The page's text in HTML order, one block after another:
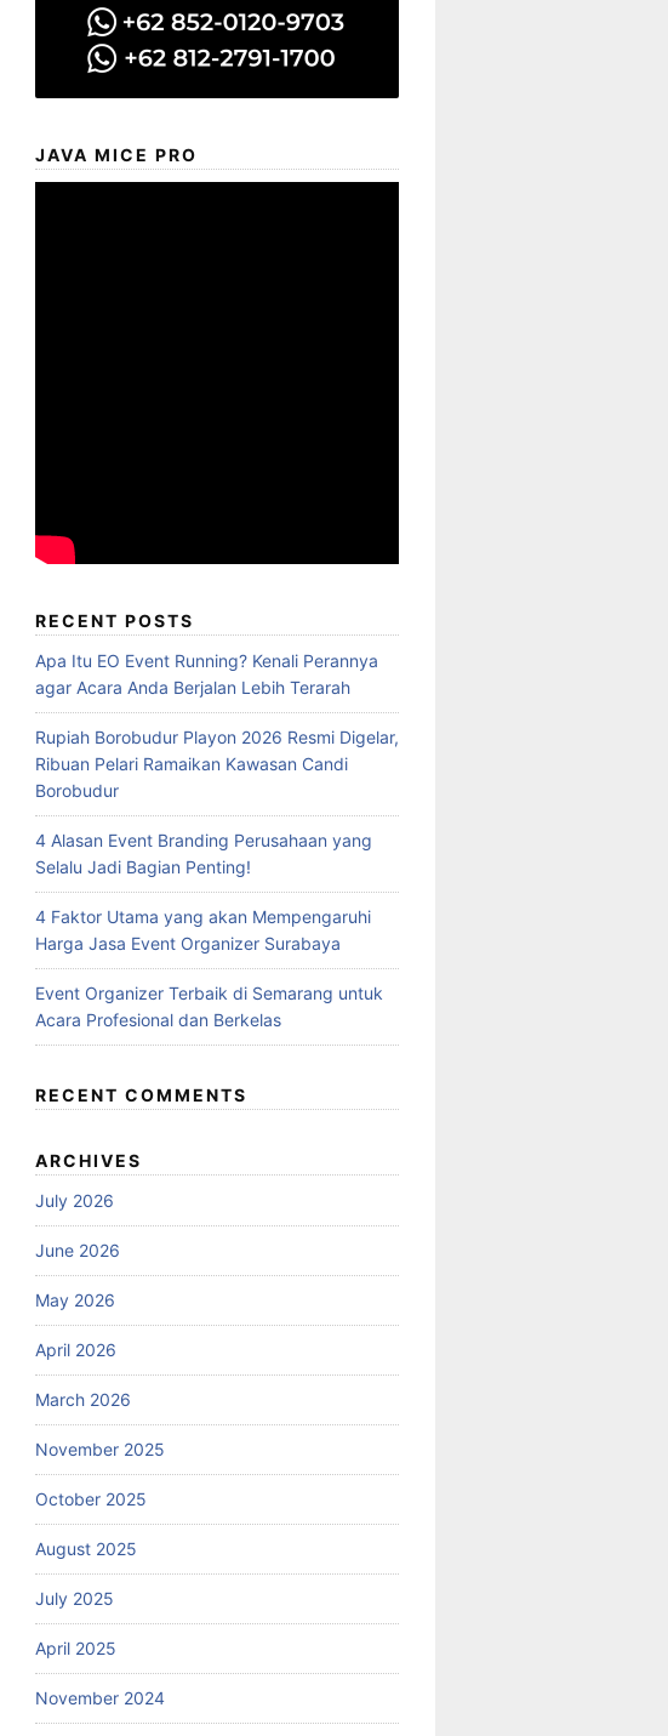
JAVA MICE PRO
RECENT POSTS
Apa Itu EO Event Running? Kenali Perannya
agar Acara Anda Berjalan Lebih Terarah
Rupiah Borobudur Playon 2026 Resmi Digelar,
Ribuan Pelari Ramaikan Kawasan Candi
Borobudur
4 Alasan Event Branding Perusahaan yang
Selalu Jadi Bagian Penting!
4 Faktor Utama yang akan Mempengaruhi
Harga Jasa Event Organizer Surabaya
Event Organizer Terbaik di Semarang untuk
Acara Profesional dan Berkelas
RECENT COMMENTS
ARCHIVES
July 2026
June 2026
May 2026
April 2026
March 2026
November 2025
October 2025
August 2025
July 2025
April 2025
November 2024